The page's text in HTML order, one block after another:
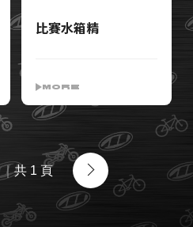
比賽水箱精
MORE
｜共 1 頁